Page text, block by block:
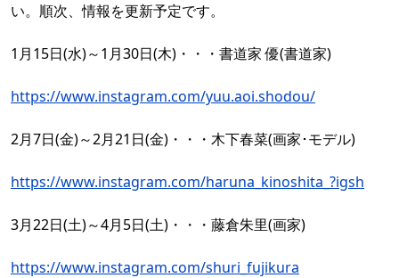
い。順次、情報を更新予定です。
1月15日(水)～1月30日(木)・・・書道家 優(書道家)
https://www.instagram.com/yuu.aoi.shodou/
2月7日(金)～2月21日(金)・・・木下春菜(画家･モデル)
https://www.instagram.com/haruna_kinoshita_?igsh
3月22日(土)～4月5日(土)・・・藤倉朱里(画家)
https://www.instagram.com/shuri_fujikura